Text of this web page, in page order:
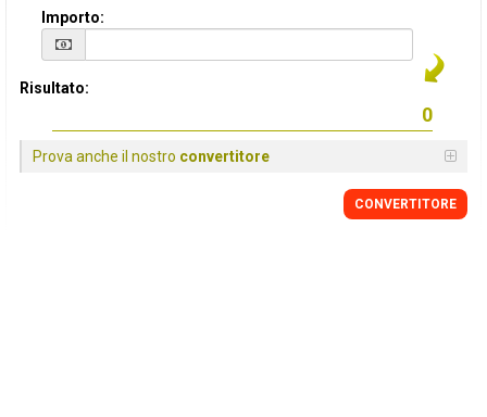
Importo:
Risultato:
Prova anche il nostro convertitore
CONVERTITORE